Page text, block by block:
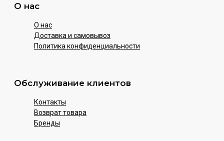
О нас
О нас
Доставка и самовывоз
Политика конфиденциальности
Обслуживание клиентов
Контакты
Возврат товара
Бренды